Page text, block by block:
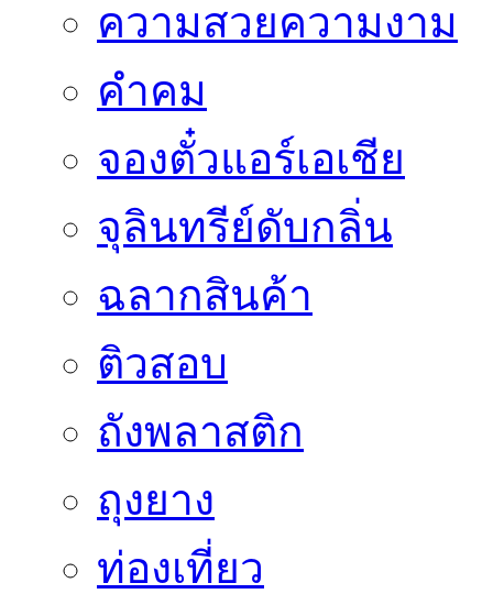
ความสวยความงาม
คำคม
จองตั๋วแอร์เอเชีย
จุลินทรีย์ดับกลิ่น
ฉลากสินค้า
ติวสอบ
ถังพลาสติก
ถุงยาง
ท่องเที่ยว